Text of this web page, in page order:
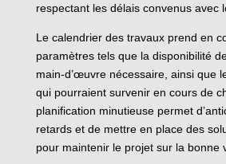
respectant les délais convenus avec
Le calendrier des travaux prend en
paramètres tels que la disponibilité
main-d’œuvre nécessaire, ainsi que
qui pourraient survenir en cours de
planification minutieuse permet
retards et de mettre en place des
pour maintenir le projet sur la bonne